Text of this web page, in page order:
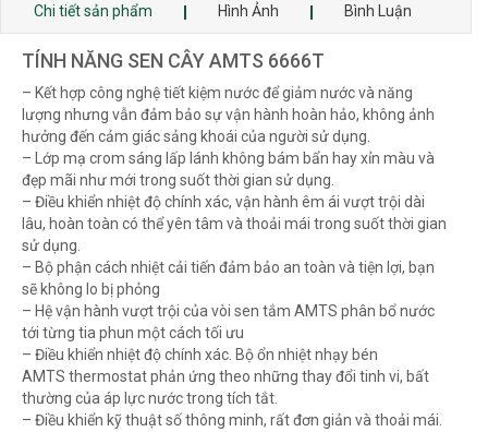
Chi tiết sản phẩm Hình Ảnh Bình Luận
TÍNH NĂNG SEN CÂY AMTS 6666T
– Kết hợp công nghệ tiết kiệm nước để giảm nước và năng
lượng nhưng vẫn đảm bảo sự vận hành hoàn hảo, không ảnh
hưởng đến cảm giác sảng khoái của người sử dụng.
– Lớp mạ crom sáng lấp lánh không bám bẩn hay xỉn màu và
đẹp mãi như mới trong suốt thời gian sử dụng.
– Điều khiển nhiệt độ chính xác, vận hành êm ái vượt trội dài
lâu, hoàn toàn có thể yên tâm và thoải mái trong suốt thời gian
sử dụng.
– Bộ phận cách nhiệt cải tiến đảm bảo an toàn và tiện lợi, bạn
sẽ không lo bị phỏng
– Hệ vận hành vượt trội của vòi sen tắm AMTS phân bổ nước
tới từng tia phun một cách tối ưu
– Điều khiển nhiệt độ chính xác. Bộ ổn nhiệt nhạy bén
AMTS thermostat phản ứng theo những thay đổi tinh vi, bất
thường của áp lực nước trong tích tắt.
– Điều khiển kỹ thuật số thông minh, rất đơn giản và thoải mái.